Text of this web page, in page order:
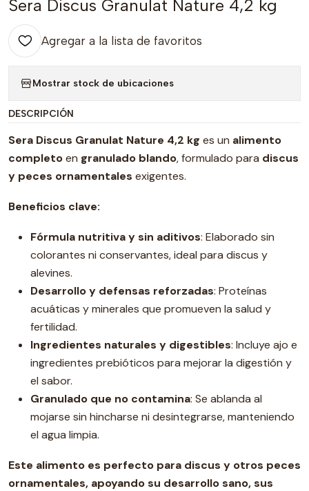
Sera Discus Granulat Nature 4,2 kg
Agregar a la lista de favoritos
Mostrar stock de ubicaciones
DESCRIPCIÓN
Sera Discus Granulat Nature 4,2 kg es un alimento
completoen granulado blando, formulado para discus
y peces ornamentales exigentes.
Beneficios clave:
Fórmula nutritiva y sin aditivos: Elaborado sin
colorantes ni conservantes, ideal para discus y
alevines.
Desarrollo y defensas reforzadas: Proteínas
acuáticas y minerales que promueven la salud y
fertilidad.
Ingredientes naturales y digestibles: Incluye ajo e
ingredientes prebióticos para mejorar la digestión y
el sabor.
Granulado que no contamina: Se ablanda al
mojarse sin hincharse ni desintegrarse, manteniendo
el agua limpia.
Este alimento es perfecto para discus y otros peces
ornamentales, apoyando su desarrollo sano, sus